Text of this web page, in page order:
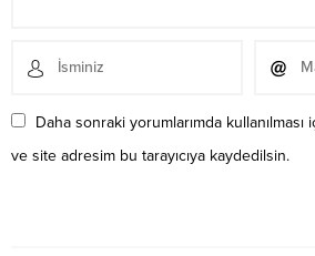
Daha sonraki yorumlarımda kullanılması
ve site adresim bu tarayıcıya kaydedilsin.